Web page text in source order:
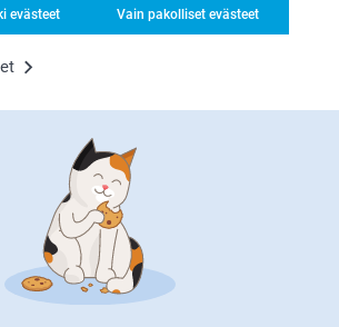
evästeet Vain pakolliset evästeet
Alkaen 22,95
Alkaen
(1 arvostelut)
kotona
kotona koristelemalla